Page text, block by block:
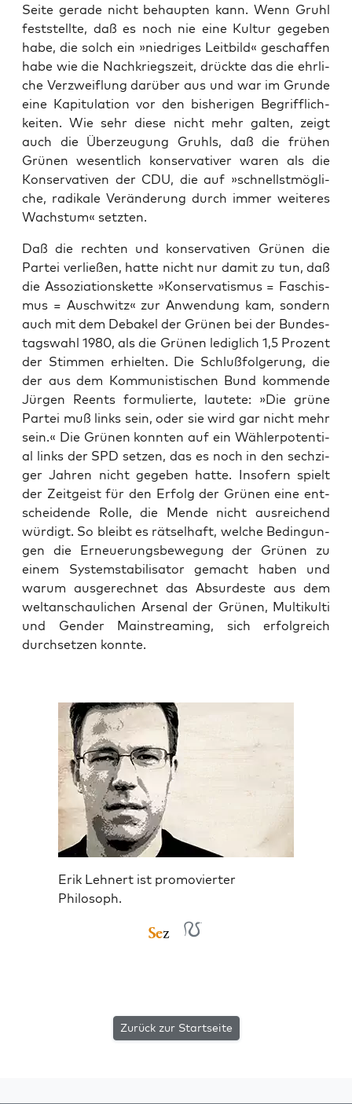
Sei­te gera­de nicht behaup­ten kann. Wenn Gruhl
fest­stell­te, daß es noch nie eine Kul­tur gege­ben
habe, die solch ein »nied­ri­ges Leit­bild« geschaf­fen
habe wie die Nach­kriegs­zeit, drück­te das die ehr­li­
che Ver­zweif­lung dar­über aus und war im Grun­de
eine Kapi­tu­la­ti­on vor den bis­he­ri­gen Begriff­lich­
kei­ten. Wie sehr die­se nicht mehr gal­ten, zeigt
auch die Über­zeu­gung Gruhls, daß die frü­hen
Grü­nen wesent­lich kon­ser­va­ti­ver waren als die
Kon­ser­va­ti­ven der CDU, die auf »schnellst­mög­li­
che, radi­ka­le Ver­än­de­rung durch immer wei­te­res
Wachs­tum« setzten.
Daß die rech­ten und kon­ser­va­ti­ven Grü­nen die
Par­tei ver­lie­ßen, hat­te nicht nur damit zu tun, daß
die Asso­zia­ti­ons­ket­te »Kon­ser­va­tis­mus = Faschis­
mus = Ausch­witz« zur Anwen­dung kam, son­dern
auch mit dem Deba­kel der Grü­nen bei der Bun­des­
tags­wahl 1980, als die Grü­nen ledig­lich 1,5 Pro­zent
der Stim­men erhiel­ten. Die Schluß­fol­ge­rung, die
der aus dem Kom­mu­nis­ti­schen Bund kom­men­de
Jür­gen Reents for­mu­lier­te, lau­te­te: »Die grü­ne
Par­tei muß links sein, oder sie wird gar nicht mehr
sein.« Die Grü­nen konn­ten auf ein Wäh­ler­po­ten­ti­
al links der SPD set­zen, das es noch in den sech­zi­
ger Jah­ren nicht gege­ben hat­te. Inso­fern spielt
der Zeit­geist für den Erfolg der Grü­nen eine ent­
schei­den­de Rol­le, die Men­de nicht aus­rei­chend
wür­digt. So bleibt es rät­sel­haft, wel­che Bedin­gun­
gen die Erneue­rungs­be­we­gung der Grü­nen zu
einem Sys­tem­sta­bi­li­sa­tor gemacht haben und
war­um aus­ge­rech­net das Absur­des­te aus dem
welt­an­schau­li­chen Arse­nal der Grü­nen, Mul­ti­kul­ti
und Gen­der Main­strea­ming, sich erfolg­reich
durch­set­zen konnte.
Erik Lehnert ist promovierter
Philosoph.
Zurück zur Startseite